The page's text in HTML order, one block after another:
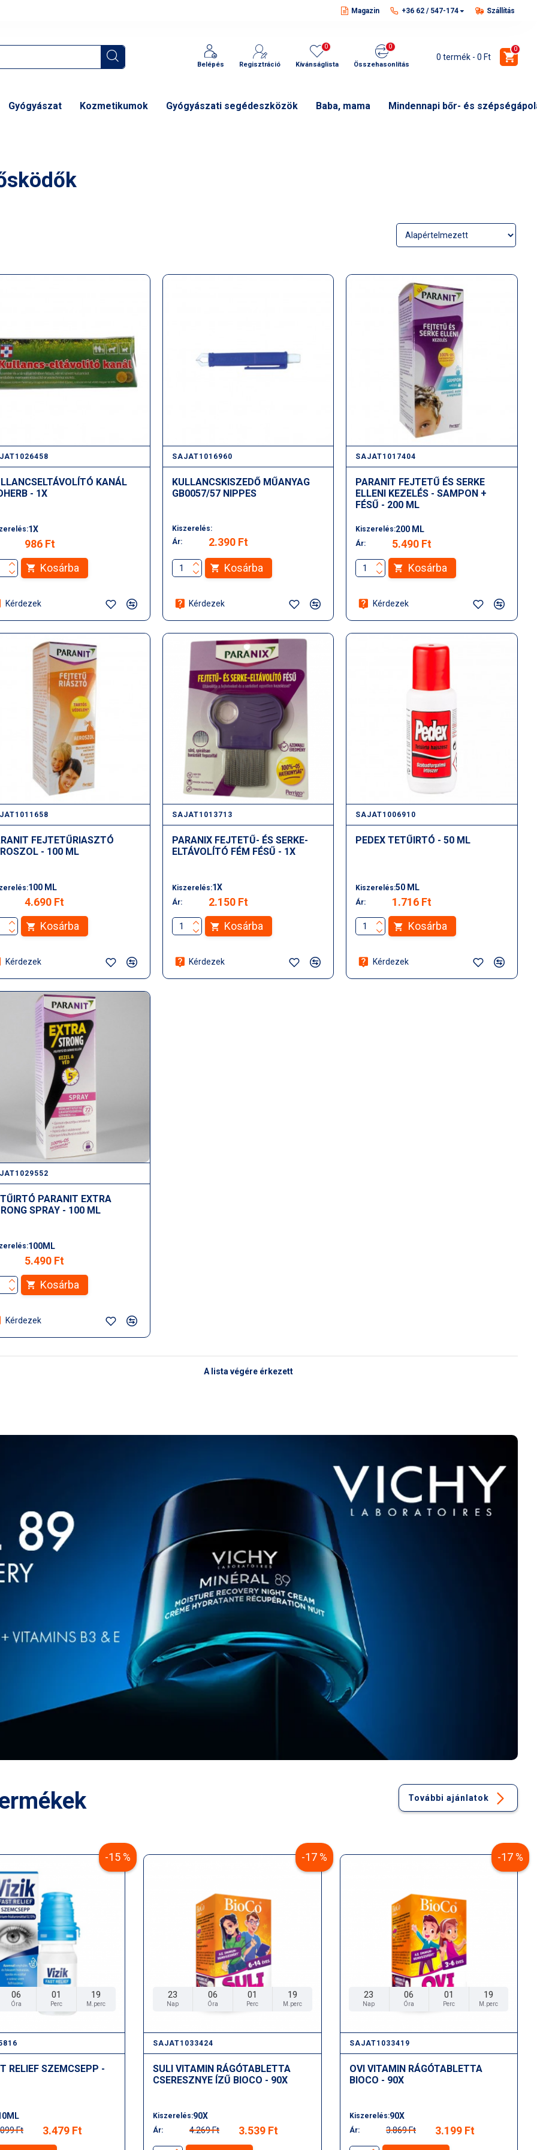
Magazin +36 62 / 547-174 Szállítás
Belépés Regisztráció Kívánságlista
0
Összehasonlítás
0
0 termék - 0 Ft
0
Gyógyászat Kozmetikumok Gyógyászati segédeszközök Baba, mama Mindennapi bőr- és
KANÁL
- 1X
1X
986 Ft
Kosárba
Kérdezek
SAJAT1016960
KULLANCSKISZEDŐ MŰANYAG
GB0057/57 NIPPES
Kiszerelés:
Ár:
2.390 Ft
Kosárba
Kérdezek
SAJAT1017404
PARANIT FEJTETŰ ÉS SERKE
ELLENI KEZELÉS - SAMPON +
FÉSŰ - 200 ML
Kiszerelés:200 ML
Ár:
5.490 Ft
Kosárba
Kérdezek
FEJTETŰRIASZTÓ
- 100 ML
100 ML
4.690 Ft
Kosárba
Kérdezek
SAJAT1013713
PARANIX FEJTETŰ- ÉS SERKE-
ELTÁVOLÍTÓ FÉM FÉSŰ - 1X
Kiszerelés:1X
Ár:
2.150 Ft
Kosárba
Kérdezek
SAJAT1006910
PEDEX TETŰIRTÓ - 50 ML
Kiszerelés:50 ML
Ár:
1.716 Ft
Kosárba
Kérdezek
PARANIT EXTRA
SPRAY - 100 ML
100ML
5.490 Ft
Kosárba
Kérdezek
A lista végére érkezett
További ajánlatok
-15 %
06
Óra
01
Perc
17
M.perc
RELIEF SZEMCSEPP -
Ft
3.479 Ft
-17 %
23
Nap
06
Óra
01
Perc
17
M.perc
SAJAT1033424
SULI VITAMIN RÁGÓTABLETTA
CSERESZNYE ÍZŰ BIOCO - 90X
Kiszerelés:90X
Ár: 4.269 Ft
3.539 Ft
-17 %
23
Nap
06
Óra
01
Perc
17
M.perc
SAJAT1033419
OVI VITAMIN RÁGÓTABLETTA
BIOCO - 90X
Kiszerelés:90X
Ár: 3.869 Ft
3.199 Ft